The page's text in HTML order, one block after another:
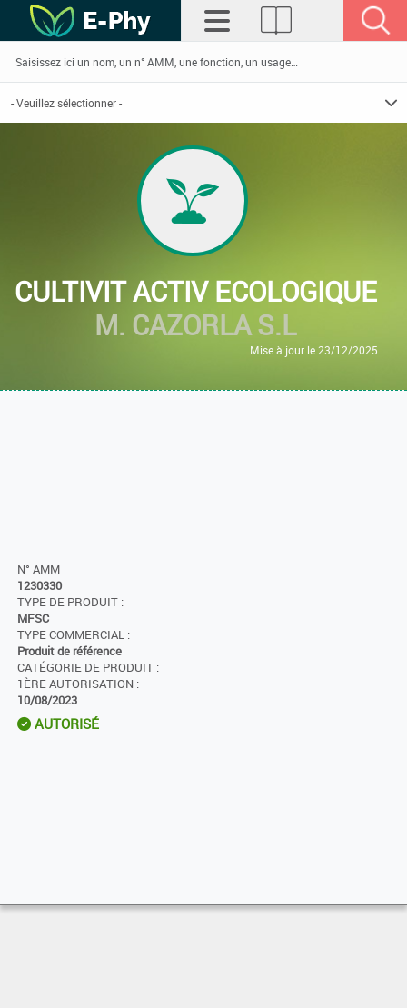
CULTIVIT ACTIV ECOLOGIQUE
M. CAZORLA S.L
Mise à jour le 23/12/2025
N° AMM
1230330
TYPE DE PRODUIT :
MFSC
TYPE COMMERCIAL :
Produit de référence
CATÉGORIE DE PRODUIT :
1ÈRE AUTORISATION :
10/08/2023
AUTORISÉ